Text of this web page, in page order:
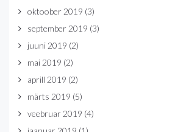
oktoober 2019 (3)
september 2019 (3)
juuni 2019 (2)
mai 2019 (2)
aprill 2019 (2)
märts 2019 (5)
veebruar 2019 (4)